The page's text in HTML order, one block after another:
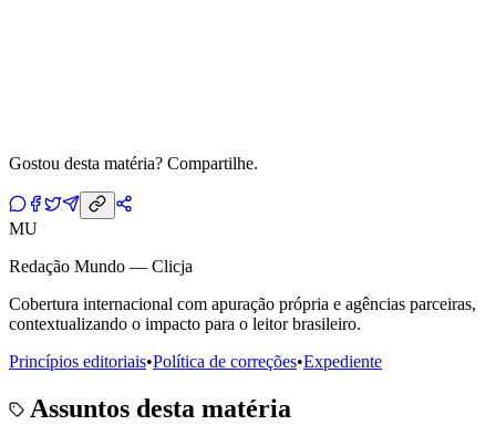
Gostou desta matéria? Compartilhe.
MU
Redação Mundo — Clicja
Cobertura internacional com apuração própria e agências parceiras,
contextualizando o impacto para o leitor brasileiro.
Princípios editoriais•Política de correções•Expediente
Assuntos desta matéria